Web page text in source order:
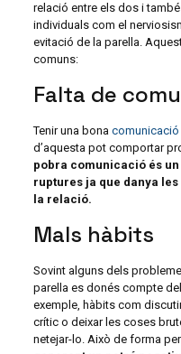
relació entre els dos i
individuals com el
evitació de la parella.
comuns:
Falta de
Tenir una bona comunicació
d’aquesta pot comportar
pobra comunicació és
ruptures ja que danya
la relació.
Mals hàbits
Sovint alguns dels
parella es donés compte
exemple, hàbits com
crític o deixar les coses
netejar-lo. Això de forma